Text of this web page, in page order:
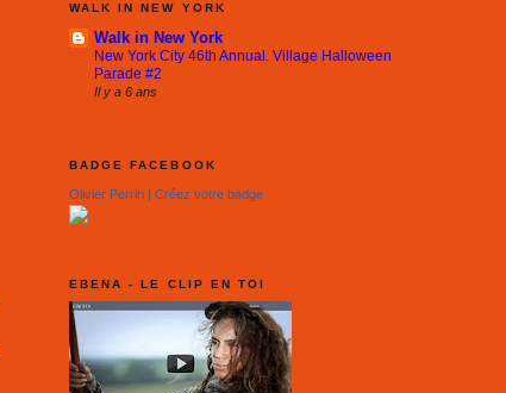
WALK IN NEW YORK
Walk in New York
New York City 46th Annual. Village Halloween
Parade #2
Il y a 6 ans
BADGE FACEBOOK
Olivier Perrin| Créez votre badge
EBENA - LE CLIP EN TOI